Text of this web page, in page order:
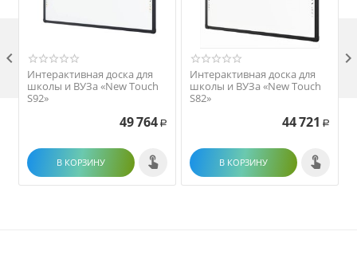
Интерактивная доска для
школы и ВУЗа «New Touch
S92»
49 764 Р
В КОРЗИНУ
Интерактивная доска для
школы и ВУЗа «New Touch
S82»
44 721 Р
В КОРЗИНУ
 